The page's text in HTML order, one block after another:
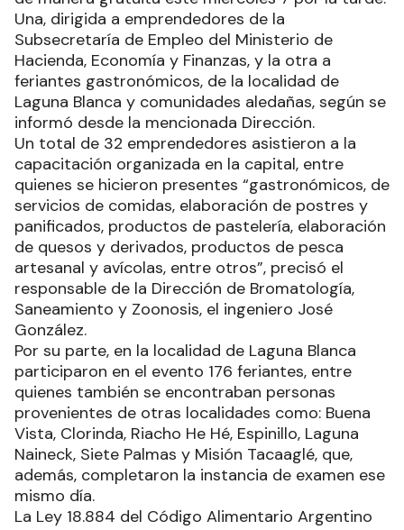
Una, dirigida a emprendedores de la
Subsecretaría de Empleo del Ministerio de
Hacienda, Economía y Finanzas, y la otra a
feriantes gastronómicos, de la localidad de
Laguna Blanca y comunidades aledañas, según se
informó desde la mencionada Dirección.
Un total de 32 emprendedores asistieron a la
capacitación organizada en la capital, entre
quienes se hicieron presentes “gastronómicos, de
servicios de comidas, elaboración de postres y
panificados, productos de pastelería, elaboración
de quesos y derivados, productos de pesca
artesanal y avícolas, entre otros”, precisó el
responsable de la Dirección de Bromatología,
Saneamiento y Zoonosis, el ingeniero José
González.
Por su parte, en la localidad de Laguna Blanca
participaron en el evento 176 feriantes, entre
quienes también se encontraban personas
provenientes de otras localidades como: Buena
Vista, Clorinda, Riacho He Hé, Espinillo, Laguna
Naineck, Siete Palmas y Misión Tacaaglé, que,
además, completaron la instancia de examen ese
mismo día.
La Ley 18.884 del Código Alimentario Argentino